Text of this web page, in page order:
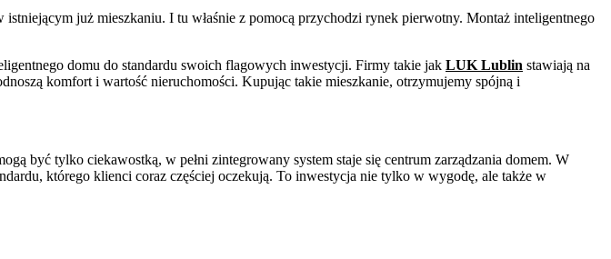
już mieszkaniu. I tu właśnie z pomocą przychodzi rynek pierwotny. Montaż inteligentnego
domu do standardu swoich flagowych inwestycji. Firmy takie jak LUK Lublin stawiają na
komfort i wartość nieruchomości. Kupując takie mieszkanie, otrzymujemy spójną i
być tylko ciekawostką, w pełni zintegrowany system staje się centrum zarządzania domem. W
którego klienci coraz częściej oczekują. To inwestycja nie tylko w wygodę, ale także w